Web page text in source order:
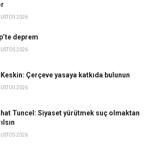
2026
deprem
2026
Keskin: Çerçeve yasaya katkıda bulunun
2026
Tuncel: Siyaset yürütmek suç olmaktan
2026